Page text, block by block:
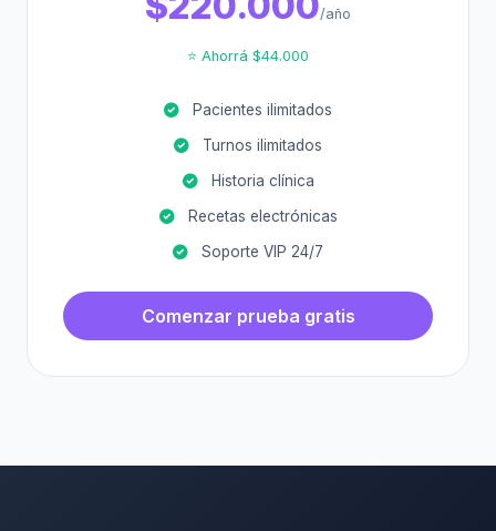
/año
⭐ Ahorrá $44.000
Pacientes ilimitados
Turnos ilimitados
Historia clínica
Recetas electrónicas
Soporte VIP 24/7
Comenzar prueba gratis